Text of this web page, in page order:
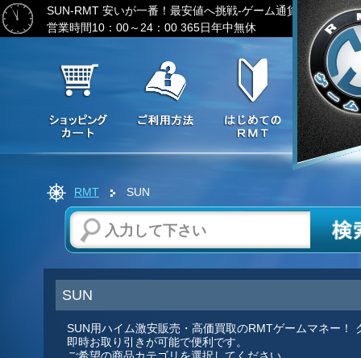
SUN-RMT 安いが一番！最安値へ挑戦-ゲーム通貨の激安販売
営業時間10：00～24：00 365日年中無休
RMT SUN
SUN
SUN用ハイム激安販売・高価買取のRMTゲームマネー
即時お取り引きが可能で便利です。